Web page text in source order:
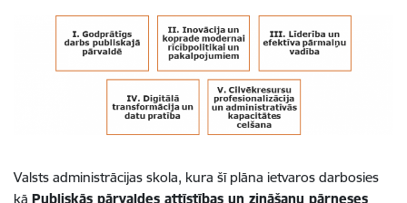
Valsts administrācijas skola, kura šī plāna ietvaros darbosies
kā Publiskās pārvaldes attīstības un zināšanu pārneses